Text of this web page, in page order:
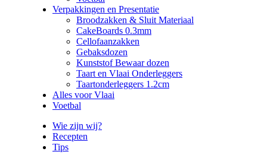
Verpakkingen en Presentatie
Broodzakken & Sluit Materiaal
CakeBoards 0.3mm
Cellofaanzakken
Gebaksdozen
Kunststof Bewaar dozen
Taart en Vlaai Onderleggers
Taartonderleggers 1.2cm
Alles voor Vlaai
Voetbal
Wie zijn wij?
Recepten
Tips